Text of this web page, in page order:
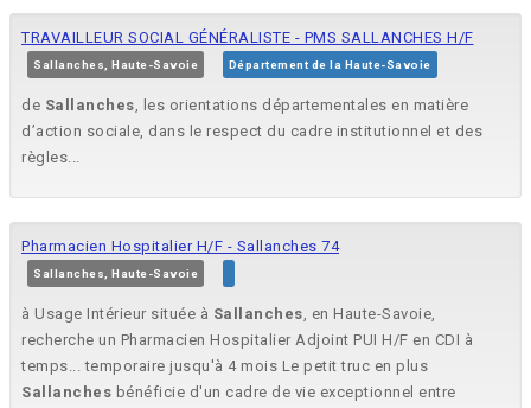
TRAVAILLEUR SOCIAL GÉNÉRALISTE - PMS SALLANCHES H/F
Sallanches, Haute-Savoie Département de la Haute-Savoie
de Sallanches, les orientations départementales en matière
d’action sociale, dans le respect du cadre institutionnel et des
règles...
Pharmacien Hospitalier H/F - Sallanches 74
Sallanches, Haute-Savoie
à Usage Intérieur située à Sallanches, en Haute-Savoie,
recherche un Pharmacien Hospitalier Adjoint PUI H/F en CDI à
temps... temporaire jusqu'à 4 mois Le petit truc en plus
Sallanches bénéficie d'un cadre de vie exceptionnel entre